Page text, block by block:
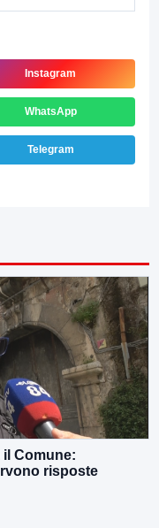
Instagram
WhatsApp
Telegram
Comune:
risposte